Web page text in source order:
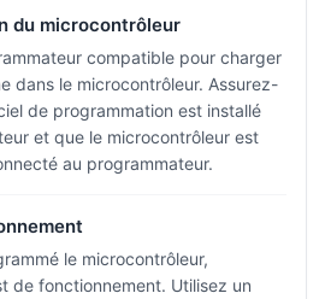
du microcontrôleur
compatible pour charger
dans le microcontrôleur. Assurez-
de programmation est installé
et que le microcontrôleur est
au programmateur.
le microcontrôleur,
de fonctionnement. Utilisez un